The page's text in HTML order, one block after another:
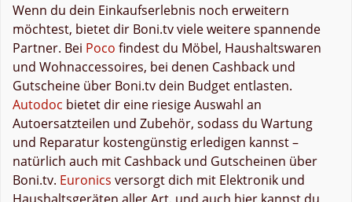
Wenn du dein Einkaufserlebnis noch erweitern
möchtest, bietet dir Boni.tv viele weitere spannende
Partner. Bei Poco findest du Möbel, Haushaltswaren
und Wohnaccessoires, bei denen Cashback und
Gutscheine über Boni.tv dein Budget entlasten.
Autodoc bietet dir eine riesige Auswahl an
Autoersatzteilen und Zubehör, sodass du Wartung
und Reparatur kostengünstig erledigen kannst –
natürlich auch mit Cashback und Gutscheinen über
Boni.tv. Euronics versorgt dich mit Elektronik und